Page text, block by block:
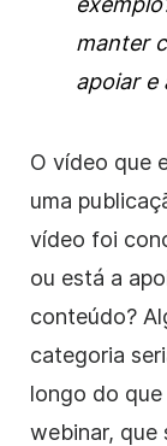
manter
apoiar e
O vídeo que
uma
vídeo foi
ou está a
conteúdo?
categoria
longo do
webinar, que